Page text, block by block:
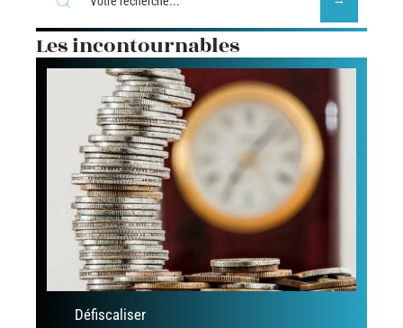
Les incontournables
Défiscaliser